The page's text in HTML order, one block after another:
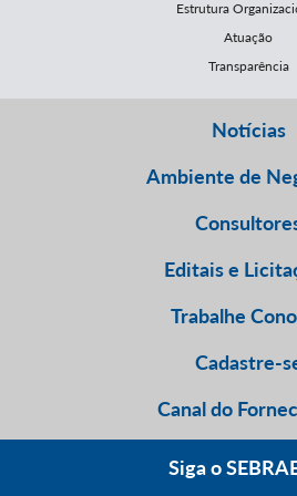
Estrutura
Atuação
Transparência
Notícias
Ambiente de
Editais e
Trabalhe
Cadastre-
Canal do
Siga o